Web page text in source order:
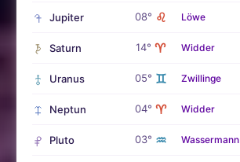
Jupiter 08° ♌ Löwe
Saturn 14° ♈ Widder
Uranus 05° ♊ Zwillinge
Neptun 04° ♈ Widder
Pluto 03° ♒ Wassermann